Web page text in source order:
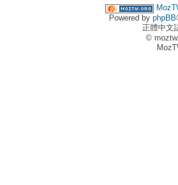
Powered by phpBB
正體中文
©